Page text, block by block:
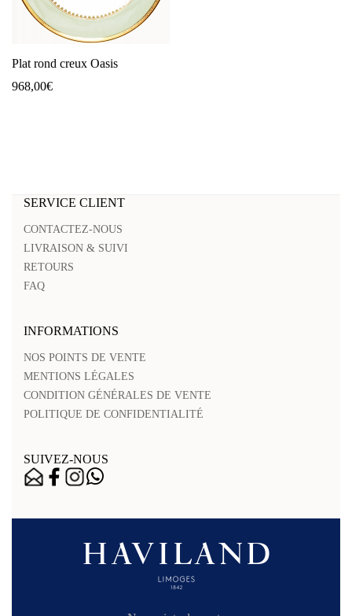
Plat rond creux Oasis
968,00€
SERVICE CLIENT
CONTACTEZ-NOUS
LIVRAISON & SUIVI
RETOURS
FAQ
INFORMATIONS
NOS POINTS DE VENTE
MENTIONS LÉGALES
CONDITION GÉNÉRALES DE VENTE
POLITIQUE DE CONFIDENTIALITÉ
SUIVEZ-NOUS